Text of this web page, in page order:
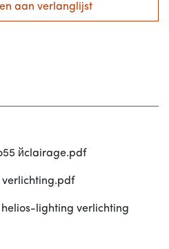
aan verlanglijst
йclairage.pdf
verlichting.pdf
lighting verlichting